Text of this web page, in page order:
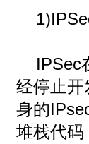
IPSec
经停止开
身的
堆栈代码